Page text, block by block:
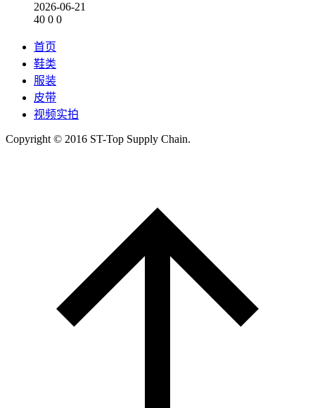
2026-06-21
40 0 0
首页
鞋类
服装
皮带
视频实拍
Copyright © 2016 ST-Top Supply Chain.